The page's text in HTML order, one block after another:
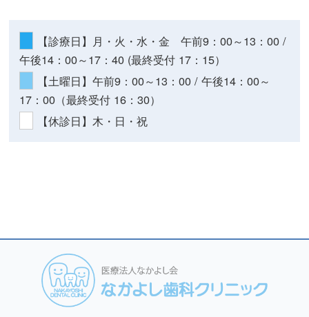
【診療日】月・火・水・金 午前9：00～13：00 /
午後14：00～17：40 (最終受付 17：15）
【土曜日】午前9：00～13：00 / 午後14：00～
17：00（最終受付 16：30）
【休診日】木・日・祝